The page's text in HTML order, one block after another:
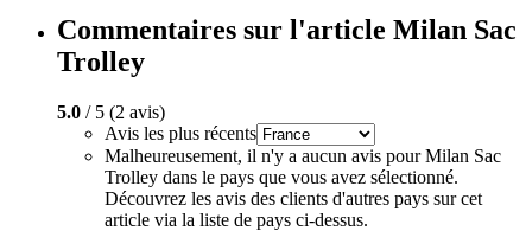
Commentaires sur l'article Milan Sac
Trolley
5.0 / 5 (2 avis)
Avis les plus récents
Malheureusement, il n'y a aucun avis pour Milan Sac
Trolley dans le pays que vous avez sélectionné.
Découvrez les avis des clients d'autres pays sur cet
article via la liste de pays ci-dessus.